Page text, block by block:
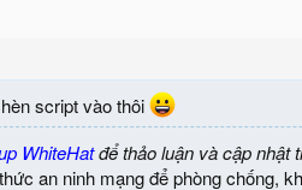
script vào thôi
WhiteHatđể thảo luận và cập nhật
an ninh mạng để phòng chống,